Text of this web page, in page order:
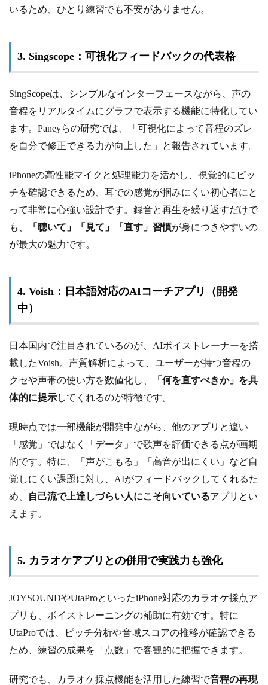
いるため、ひとり練習でも不安がありません。
3. Singscope：可視化フィードバックの代表格
SingScopeは、シンプルなインターフェースながら、声の
音程をリアルタイムにグラフで表示する機能に特化してい
ます。Paneyらの研究では、「可視化によって音程のズレ
を自分で修正できる力が向上した」と報告されています。
iPhoneの高性能マイクと処理能力を活かし、視覚的にピッ
チを確認できるため、耳での感覚が掴みにくい初心者にと
って非常に心強い設計です。録音と再生を繰り返すだけで
も、
「聴いて」「見て」「直す」習慣が身につきやすいの
が最大の魅力です。
4. Voish：日本語対応のAIコーチアプリ（開発
中）
日本国内で注目されているのが、AIボイストレーナーを搭
載したVoish。声質解析によって、ユーザーが持つ音程の
クセや声帯の使い方を数値化し、
「何を直すべきか」を具
体的に提示してくれるのが特徴です。
現時点では一部機能が開発中ながら、他のアプリと違い
「感覚」ではなく「データ」で歌声を評価できる点が画期
的です。特に、「声がこもる」「高音が出にくい」など自
覚しにくい課題に対し、AIがフィードバックしてくれるた
め、
自己流で上達しづらい人にこそ向いているアプリとい
えます。
5. カラオケアプリとの併用で実践力も強化
JOYSOUNDやUtaProといったiPhone対応のカラオケ採点ア
プリも、ボイストレーニングの補助に有効です。特に
UtaProでは、ピッチ分析や音域スコアの推移が確認できる
ため、練習の成果を「点数」で客観的に把握できます。
研究でも、カラオケ採点機能を活用した練習で音程の再現